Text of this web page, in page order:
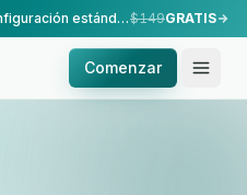
Configuración llave en mano — configuración estándar, realizada por nuestro equipo.$149GRATIS
Comenzar